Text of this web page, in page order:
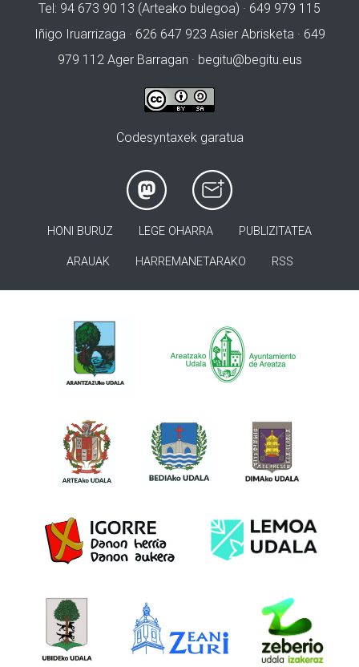
Tel: 94 673 90 13 (Arteako bulegoa) · 649 979 115
Iñigo Iruarrizaga · 626 647 923 Asier Abrisketa · 649
979 112 Ager Barragan · begitu@begitu.eus
Codesyntaxek garatua
HONI BURUZ LEGE OHARRA PUBLIZITATEA
ARAUAK HARREMANETARAKO RSS